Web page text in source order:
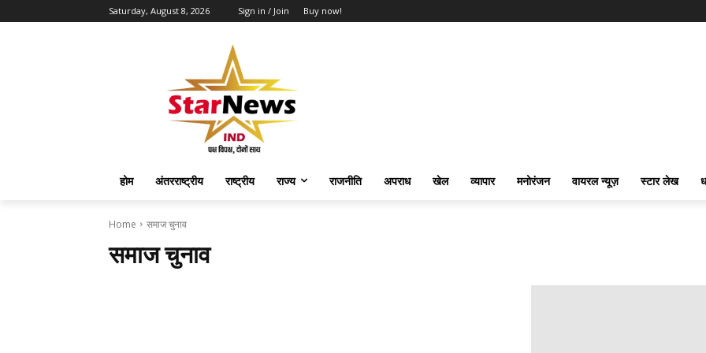
Saturday, August 8, 2026 Sign in / Join Buy now!
होम अंतरराष्ट्रीय राष्ट्रीय राज्य राजनीति अपराध खेल व्यापार मनोरंजन वायरल न्यूज़ स्टार लेख
Home समाज चुनाव
समाज चुनाव